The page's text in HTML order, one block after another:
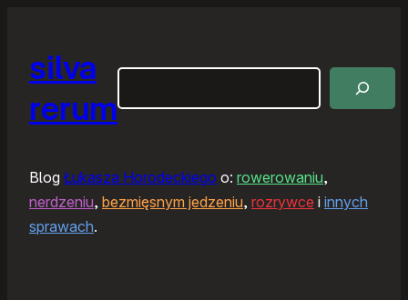
silva
rerum
Blog Łukasza Horodeckiego o: rowerowaniu,
nerdzeniu, bezmięsnym jedzeniu, rozrywce i innych
sprawach.